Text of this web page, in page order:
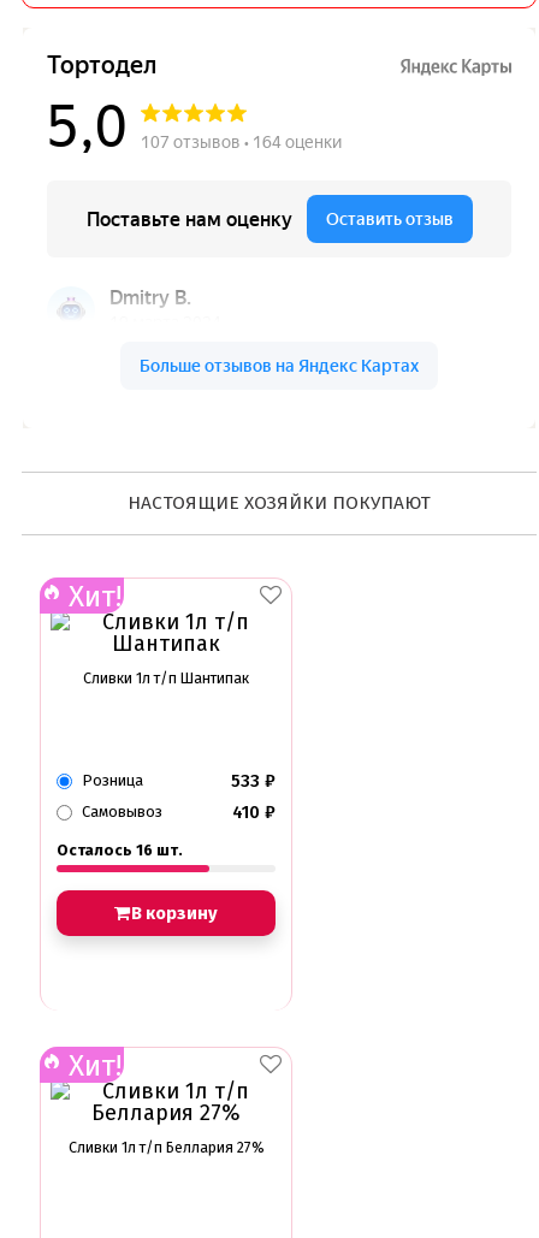
НАСТОЯЩИЕ ХОЗЯЙКИ ПОКУПАЮТ
Хит!
Сливки 1л т/п Шантипак
Розница 533 ₽
Самовывоз 410 ₽
Осталось 16 шт.
В корзину
Хит!
Сливки 1л т/п Беллария 27%